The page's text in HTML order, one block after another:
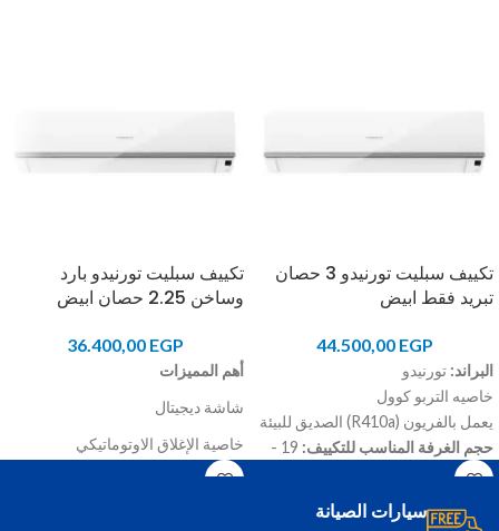
تكييف سبليت تورنيدو 3 حصان
تبريد فقط ابيض
44.500,00 EGP
البراند: تورنيدو
خاصيه التربو كوول
يعمل بالفريون (R410a) الصديق للبيئة
حجم الغرفة المناسب للتكييف:
19 -
24قدم مربع
النوع: تكييف سبليت (تبريد فقط)
تكييف سبليت تورنيدو بارد
وساخن 2.25 حصان ابيض
36.400,00 EGP
أهم المميزات
شاشة ديجيتال
خاصية الإغلاق الاوتوماتيكي
خاصية إعادة التشغيل الاوتوماتيكي
سيارات الصيانة